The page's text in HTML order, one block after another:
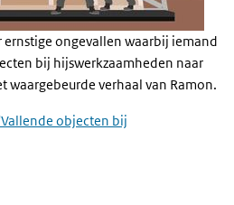
ernstige ongevallen waarbij iemand
bij hijswerkzaamheden naar
waargebeurde verhaal van Ramon.
objecten bij